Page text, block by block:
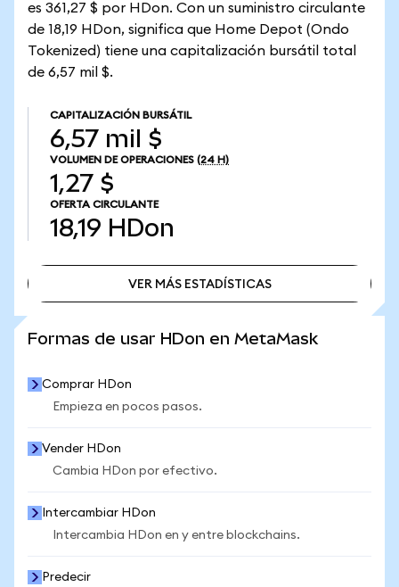
es 361,27 $ por HDon. Con un suministro circulante
de 18,19 HDon, significa que Home Depot (Ondo
Tokenized) tiene una capitalización bursátil total
de 6,57 mil $.
CAPITALIZACIÓN BURSÁTIL
6,57 mil $
VOLUMEN DE OPERACIONES (24 H)
1,27 $
OFERTA CIRCULANTE
18,19 HDon
VER MÁS ESTADÍSTICAS
Formas de usar HDon en MetaMask
Comprar HDon
Empieza en pocos pasos.
Vender HDon
Cambia HDon por efectivo.
Intercambiar HDon
Intercambia HDon en y entre blockchains.
Predecir